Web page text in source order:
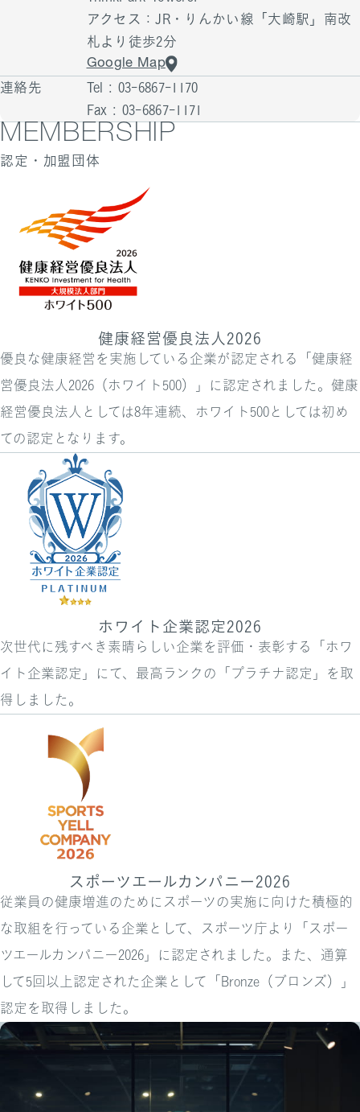
アクセス：JR・りんかい線「大崎駅」南改
札より徒歩2分
Google Map
連絡先
Tel : 03-6867-1170
Fax : 03-6867-1171
MEMBERSHIP
認定・加盟団体
健康経営優良法人2026
優良な健康経営を実施している企業が認定される「健康経
営優良法人2026（ホワイト500）」に認定されました。健康
経営優良法人としては8年連続、ホワイト500としては初め
ての認定となります。
ホワイト企業認定2026
次世代に残すべき素晴らしい企業を評価・表彰する「ホワ
イト企業認定」にて、最高ランクの「プラチナ認定」を取
得しました。
スポーツエールカンパニー2026
従業員の健康増進のためにスポーツの実施に向けた積極的
な取組を行っている企業として、スポーツ庁より「スポー
ツエールカンパニー2026」に認定されました。また、通算
して5回以上認定された企業として「Bronze（ブロンズ）」
認定を取得しました。